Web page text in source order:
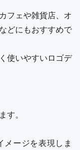
フェや雑貨店、オ
どにもおすすめで
使いやすいロゴデ
。
ージを表現しま